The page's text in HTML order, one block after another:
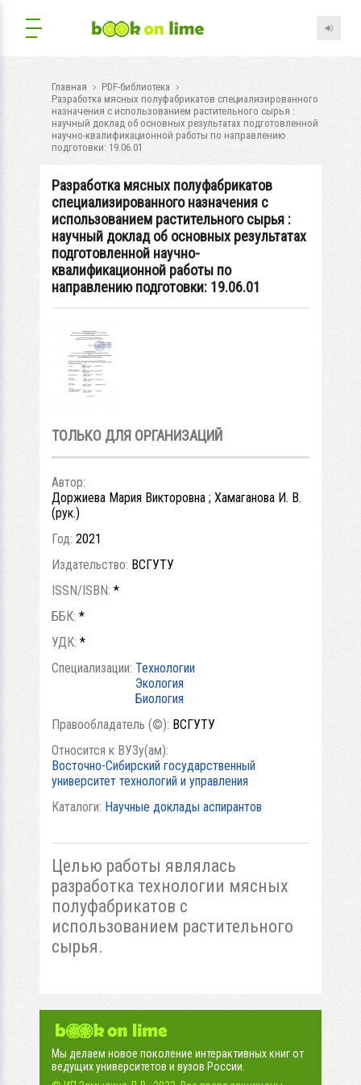
Главная
PDF-библиотека
Разработка мясных полуфабрикатов специализированного
назначения с использованием растительного сырья :
научный доклад об основных результатах подготовленной
научно-квалификационной работы по направлению
подготовки: 19.06.01
Разработка мясных полуфабрикатов
специализированного назначения с
использованием растительного сырья :
научный доклад об основных результатах
подготовленной научно-
квалификационной работы по
направлению подготовки: 19.06.01
ТОЛЬКО ДЛЯ ОРГАНИЗАЦИЙ
Автор:
Доржиева Мария Викторовна ; Хамаганова И. В.
(рук.)
Год: 2021
Издательство: ВСГУТУ
ISSN/ISBN: *
ББК: *
УДК: *
Специализации: Технологии
Экология
Биология
Правообладатель (©): ВСГУТУ
Относится к ВУЗу(ам):
Восточно-Сибирский государственный
университет технологий и управления
Каталоги: Научные доклады аспирантов
Целью работы являлась
разработка технологии мясных
полуфабрикатов с
использованием растительного
сырья.
Мы делаем новое поколение интерактивных книг от
ведущих университетов и вузов России.